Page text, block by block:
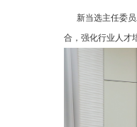
新当选主任委员
合，强化行业人才